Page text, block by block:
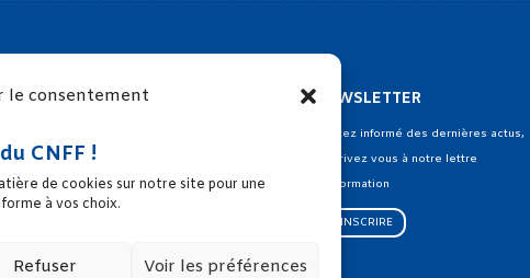
le consentement
CNFF !
de cookies sur notre site pour une
à vos choix.
Refuser Voir les préférences
des
NEWSLETTER
Restez informé des dernières actus,
inscrivez vous à notre lettre
d’information
S'INSCRIRE